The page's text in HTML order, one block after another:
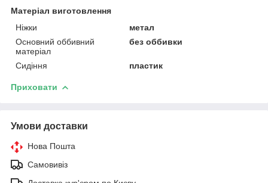
Матеріал виготовлення
Ніжки
метал
Основний оббивний
матеріал
без оббивки
Сидіння пластик
Приховати
Умови доставки
Нова Пошта
Самовивіз